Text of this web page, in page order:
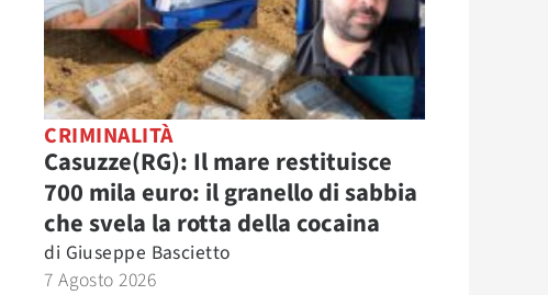
CRIMINALITÀ
Casuzze(RG): Il mare restituisce
700 mila euro: il granello di sabbia
che svela la rotta della cocaina
di Giuseppe Bascietto
7 Agosto 2026